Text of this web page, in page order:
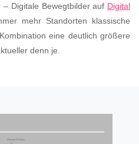
– Digitale Bewegtbilder auf Digital
mehr Standorten klassische
eine deutlich größere
denn je.